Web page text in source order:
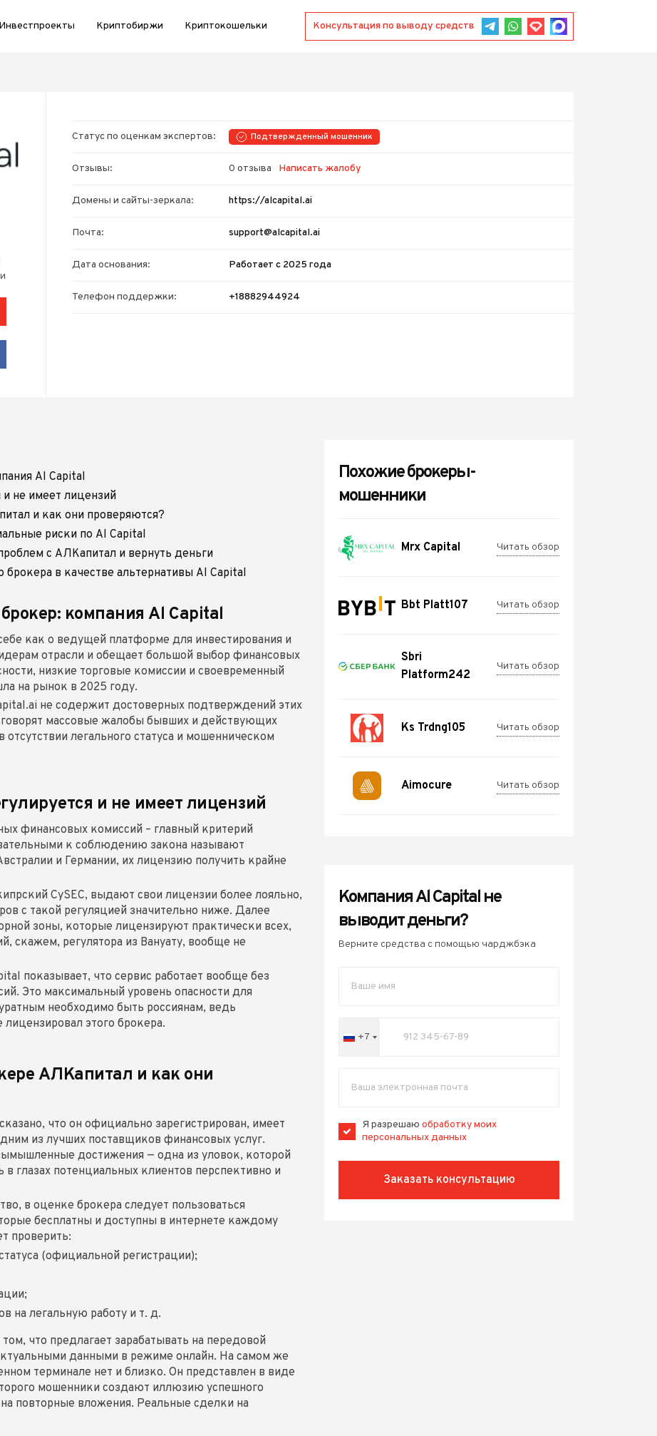
Инвестпроекты Криптобиржи Криптокошельки Консультация по выводу средств
Статус по оценкам экспертов: Подтвержденный мошенник
Отзывы: 0 отзыва Написать жалобу
Домены и сайты-зеркала: https://alcapital.ai
Почта: support@alcapital.ai
Дата основания: Работает с 2025 года
Телефон поддержки: +18882944924
Al Capital
не имеет лицензий
и как они проверяются?
риски по Al Capital
с АЛКапитал и вернуть деньги
в качестве альтернативы Al Capital
компания Al Capital
как о ведущей платформе для инвестирования и
отрасли и обещает большой выбор финансовых
низкие торговые комиссии и своевременный
на рынок в 2025 году.
не содержит достоверных подтверждений этих
массовые жалобы бывших и действующих
легального статуса и мошенническом
и не имеет лицензий
финансовых комиссий – главный критерий
к соблюдению закона называют
и Германии, их лицензию получить крайне
CySEC, выдают свои лицензии более лояльно,
с такой регуляцией значительно ниже. Далее
зоны, которые лицензируют практически всех,
скажем, регулятора из Вануату, вообще не
показывает, что сервис работает вообще без
Это максимальный уровень опасности для
необходимо быть россиянам, ведь
этого брокера.
АЛКапитал и как они
что он официально зарегистрирован, имеет
из лучших поставщиков финансовых услуг.
достижения — одна из уловок, которой
глазах потенциальных клиентов перспективно и
в оценке брокера следует пользоваться
бесплатны и доступны в интернете каждому
проверить:
(официальной регистрации);
на легальную работу и т. д.
что предлагает зарабатывать на передовой
данными в режиме онлайн. На самом же
терминале нет и близко. Он представлен в виде
мошенники создают иллюзию успешного
повторные вложения. Реальные сделки на
Похожие брокеры-
мошенники
Mrx Capital Читать обзор
Bbt Platt107 Читать обзор
Sbri
Platform242
Читать обзор
Ks Trdng105 Читать обзор
Aimocure Читать обзор
Компания Al Capital не
выводит деньги?
Верните средства с помощью чарджбэка
Russia
+7
Я разрешаю обработку моих
персональных данных
Заказать консультацию